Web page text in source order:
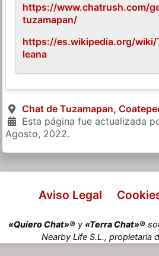
https://www.chatrush.com/
tuzamapan/
https://es.wikipedia.org/wiki/
leana
Chat de Tuzamapan,
Esta página fue actualizada
Agosto, 2022.
Aviso Legal
«Quiero Chat»®y «Terra Chat»®
Nearby Life S.L., propietaria